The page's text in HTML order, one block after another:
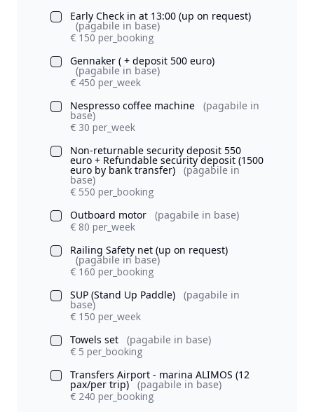
Early Check in at 13:00 (up on request)
(pagabile in base)
€ 150 per_booking
Gennaker ( + deposit 500 euro)
(pagabile in base)
€ 450 per_week
Nespresso coffee machine
(pagabile in
base)
€ 30 per_week
Non-returnable security deposit 550
euro + Refundable security deposit (1500
euro by bank transfer) (pagabile in
base)
€ 550 per_booking
Outboard motor
(pagabile in base)
€ 80 per_week
Railing Safety net (up on request)
(pagabile in base)
€ 160 per_booking
SUP (Stand Up Paddle)
(pagabile in
base)
€ 150 per_week
Towels set
(pagabile in base)
€ 5 per_booking
Transfers Airport - marina ALIMOS (12
pax/per trip) (pagabile in base)
€ 240 per_booking